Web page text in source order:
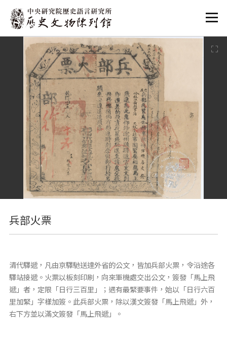
:::
兵部火票
清代驛遞，凡由京驛馳送達外省的公文，皆加兵部火票，令沿途各
驛站接遞。火票以板刻印刷，向來軍機處交出公文，簽發「馬上飛
遞」者，定限「日行三百里」；遇有最緊要事件，始以「日行六百
里加緊」字樣加簽。此兵部火票，除以漢文簽發「馬上飛遞」外，
右下方並以滿文簽發「馬上飛遞」。